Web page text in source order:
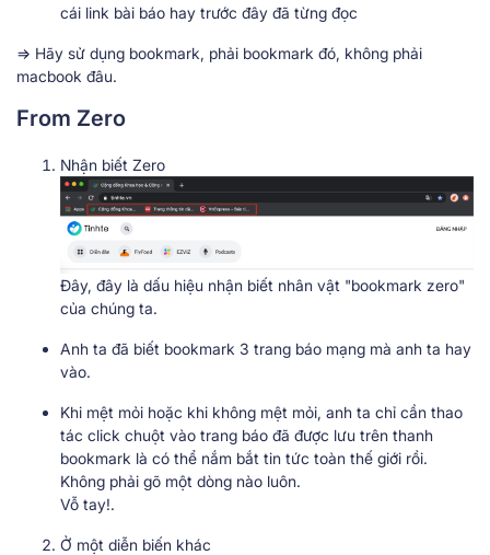
cái link bài báo hay trước đây đã từng đọc
=> Hãy sử dụng bookmark, phải bookmark đó, không phải
macbook đâu.
From Zero
Nhận biết Zero
Đây, đây là dấu hiệu nhận biết nhân vật "bookmark zero"
của chúng ta.
Anh ta đã biết bookmark 3 trang báo mạng mà anh ta hay
vào.
Khi mệt mỏi hoặc khi không mệt mỏi, anh ta chỉ cần thao
tác click chuột vào trang báo đã được lưu trên thanh
bookmark là có thể nắm bắt tin tức toàn thế giới rồi.
Không phải gõ một dòng nào luôn.
Vỗ tay!.
Ở một diễn biến khác